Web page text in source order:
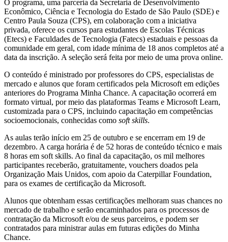
O programa, uma parceria da Secretaria de Desenvolvimento
Econômico, Ciência e Tecnologia do Estado de São Paulo (SDE) e
Centro Paula Souza (CPS), em colaboração com a iniciativa
privada, oferece os cursos para estudantes de Escolas Técnicas
(Etecs) e Faculdades de Tecnologia (Fatecs) estaduais e pessoas da
comunidade em geral, com idade mínima de 18 anos completos até a
data da inscrição. A seleção será feita por meio de uma prova online.
O conteúdo é ministrado por professores do CPS, especialistas de
mercado e alunos que foram certificados pela Microsoft em edições
anteriores do Programa Minha Chance. A capacitação ocorrerá em
formato virtual, por meio das plataformas Teams e Microsoft Learn,
customizada para o CPS, incluindo capacitação em competências
socioemocionais, conhecidas como soft skills.
As aulas terão início em 25 de outubro e se encerram em 19 de
dezembro. A carga horária é de 52 horas de conteúdo técnico e mais
8 horas em soft skills. Ao final da capacitação, os mil melhores
participantes receberão, gratuitamente, vouchers doados pela
Organização Mais Unidos, com apoio da Caterpillar Foundation,
para os exames de certificação da Microsoft.
Alunos que obtenham essas certificações melhoram suas chances no
mercado de trabalho e serão encaminhados para os processos de
contratação da Microsoft e/ou de seus parceiros, e podem ser
contratados para ministrar aulas em futuras edições do Minha
Chance.